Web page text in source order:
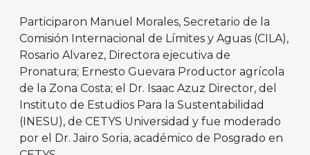
Participaron Manuel Morales, Secretario de la
Comisión Internacional de Límites y Aguas (CILA),
Rosario Alvarez, Directora ejecutiva de
Pronatura; Ernesto Guevara Productor agrícola
de la Zona Costa; el Dr. Isaac Azuz Director, del
Instituto de Estudios Para la Sustentabilidad
(INESU), de CETYS Universidad y fue moderado
por el Dr. Jairo Soria, académico de Posgrado en